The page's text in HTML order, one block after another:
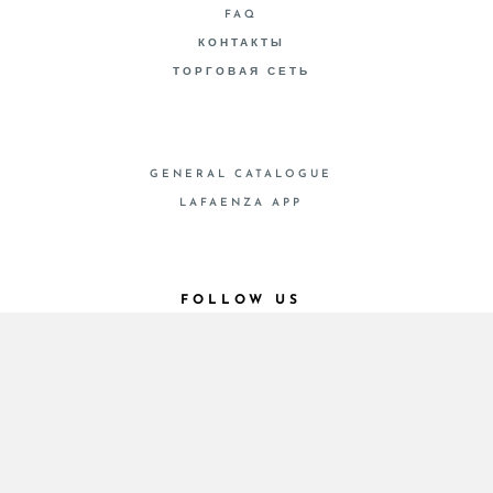
FAQ
КОНТАКТЫ
ТОРГОВАЯ СЕТЬ
GENERAL CATALOGUE
LAFAENZA APP
FOLLOW US